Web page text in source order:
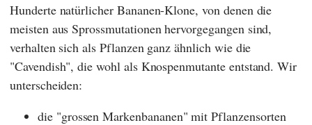
Hunderte natürlicher Bananen-Klone, von denen die
meisten aus Sprossmutationen hervorgegangen sind,
verhalten sich als Pflanzen ganz ähnlich wie die
"Cavendish", die wohl als Knospenmutante entstand. Wir
unterscheiden:
die "grossen Markenbananen" mit Pflanzensorten